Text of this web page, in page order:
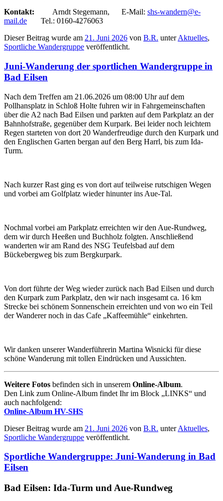
Kontakt: Arndt Stegemann, E-Mail: shs-wandern@e-
mail.de Tel.: 0160-4276063
Dieser Beitrag wurde am 21. Juni 2026 von B.R. unterAktuelles,
Sportliche Wandergruppe veröffentlicht.
Juni-Wanderung der sportlichen Wandergruppe in
Bad Eilsen
Nach dem Treffen am 21.06.2026 um 08:00 Uhr auf dem
Pollhansplatz in Schloß Holte fuhren wir in Fahrgemeinschaften
über die A2 nach Bad Eilsen und parkten auf dem Parkplatz an der
Bahnhofstraße, gegenüber dem Kurpark. Bei leider noch leichtem
Regen starteten von dort 20 Wanderfreudige durch den Kurpark und
den Englischen Garten bergan auf den Berg Harrl, bis zum Ida-
Turm.
Nach kurzer Rast ging es von dort auf teilweise rutschigen Wegen
und vorbei am Golfplatz wieder hinunter ins Aue-Tal.
Nochmal vorbei am Parkplatz erreichten wir den Aue-Rundweg,
dem wir durch Heeßen und Buchholz folgten. Anschließend
wanderten wir am Rand des NSG Teufelsbad auf dem
Bückebergweg bis zum Bergkurpark.
Von dort führte der Weg wieder zurück nach Bad Eilsen und durch
den Kurpark zum Parkplatz, den wir nach insgesamt ca. 16 km
Strecke bei schönem Sonnenschein erreichten und von wo ein Teil
der Wanderer noch in das Cafe „Kaffeemühle“ einkehrten.
Wir danken unserer Wanderführerin Martina Wisnicki für diese
schöne Wanderung mit tollen Eindrücken und Aussichten.
Weitere Fotos befinden sich in unserem Online-Album.
Den Link zum Online-Album findet Ihr im Block „LINKS“ und
auch nachfolgend:
Online-Album HV-SHS
Dieser Beitrag wurde am 21. Juni 2026 von B.R. unterAktuelles,
Sportliche Wandergruppe veröffentlicht.
Sportliche Wandergruppe: Juni-Wanderung in Bad
Eilsen
Bad Eilsen: Ida-Turm und Aue-Rundweg